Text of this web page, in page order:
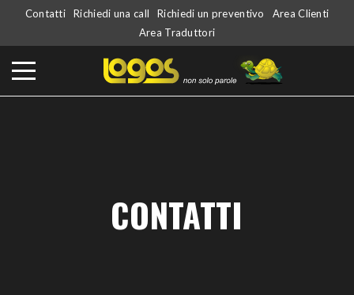
Contatti Richiedi una call Richiedi un preventivo
Area Clienti
Area Traduttori
CONTATTI